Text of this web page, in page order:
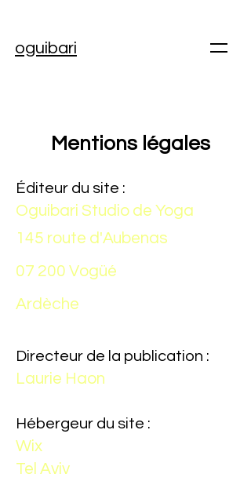
oguibari
Mentions légales
Éditeur du site :
Oguibari Studio de Yoga
145 route d'Aubenas
07 200 Vogüé
Ardèche
Directeur de la publication :
Laurie Haon
Hébergeur du site :
Wix
Tel Aviv